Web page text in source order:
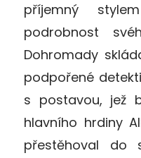
příjemný
podrobnost
Dohromady
podpořené
s postavou, jež
hlavního hrdiny
přestěhoval do